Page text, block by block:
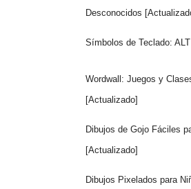
Desconocidos
Símbolos de Teclado:
Wordwall: Juegos y
[Actualizado]
Dibujos de Gojo Fáciles
[Actualizado]
Dibujos Pixelados para